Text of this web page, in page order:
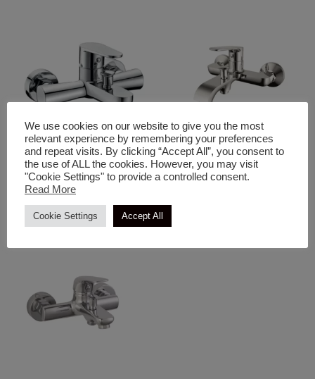
Ανταλλακτικα & Μπαταρίες &
Κώδωνες
Μπαταρία Μπάνιου Σετ Με
Ανταλλακτικα & Μπαταρίες &
Κώδωνες
We use cookies on our website to give you the most
relevant experience by remembering your preferences
and repeat visits. By clicking “Accept All”, you consent to
the use of ALL the cookies. However, you may visit
"Cookie Settings" to provide a controlled consent.
Read More
Cookie Settings Accept All